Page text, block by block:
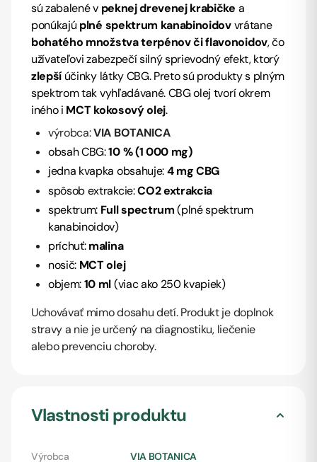
sú zabalené vpeknej drevenej krabičke a
ponúkajú plné spektrum kanabinoidovvrátane
bohatého množstva terpénov či flavonoidov, čo
užívateľovi zabezpečí silný sprievodný efekt, ktorý
zlepší účinky látky CBG. Preto sú produkty s plným
spektrom tak vyhľadávané. CBG olej tvorí okrem
iného i MCT kokosový olej.
výrobca:VIA BOTANICA
obsah CBG:10 % (1 000 mg)
jedna kvapka obsahuje:4 mg CBG
spôsob extrakcie:CO2 extrakcia
spektrum: Full spectrum(plné spektrum
kanabinoidov)
príchuť:malina
nosič: MCT olej
objem:10 ml(viac ako 250 kvapiek)
Uchovávať mimo dosahu detí. Produkt je doplnok
stravy a nie je určený na diagnostiku, liečenie
alebo prevenciu choroby.
Vlastnosti produktu
Výrobca VIA BOTANICA